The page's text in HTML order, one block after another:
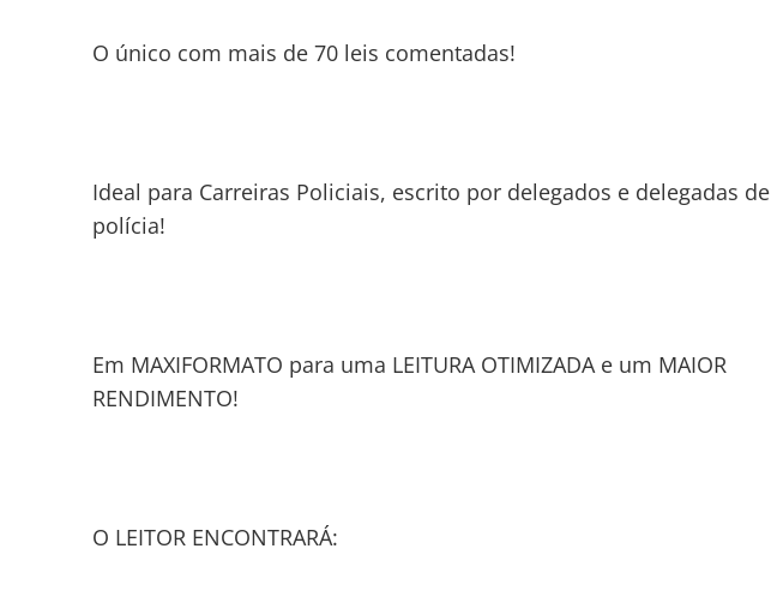
O único com mais de 70 leis comentadas!
Ideal para Carreiras Policiais, escrito por delegados e delegadas de
polícia!
Em MAXIFORMATO para uma LEITURA OTIMIZADA e um MAIOR
RENDIMENTO!
O LEITOR ENCONTRARÁ: